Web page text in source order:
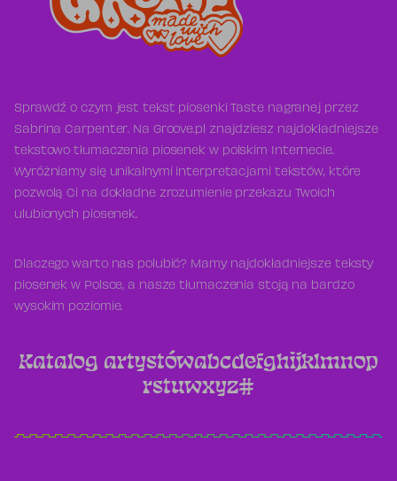
Sprawdź o czym jest tekst piosenki Taste nagranej przez
Sabrina Carpenter. Na Groove.pl znajdziesz najdokładniejsze
tekstowo tłumaczenia piosenek w polskim Internecie.
Wyróżniamy się unikalnymi interpretacjami tekstów, które
pozwolą Ci na dokładne zrozumienie przekazu Twoich
ulubionych piosenek.
Dlaczego warto nas polubić? Mamy najdokładniejsze teksty
piosenek w Polsce, a nasze tłumaczenia stoją na bardzo
wysokim poziomie.
Katalog artystówabcdefghijklmnop
rstuwxyz#